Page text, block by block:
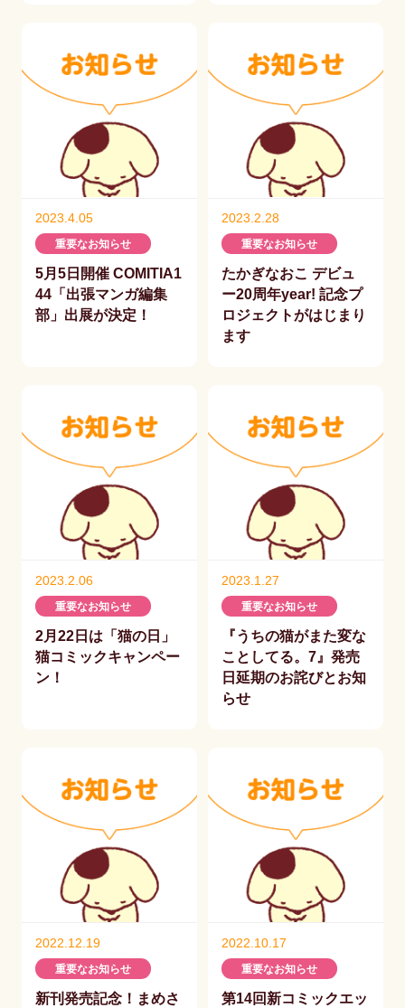
2023.4.05
重要なお知らせ
5月5日開催 COMITIA1
44「出張マンガ編集
部」出展が決定！
2023.2.28
重要なお知らせ
たかぎなおこ デビュ
ー20周年year! 記念プ
ロジェクトがはじまり
ます
2023.2.06
重要なお知らせ
2月22日は「猫の日」
猫コミックキャンペー
ン！
2023.1.27
重要なお知らせ
『うちの猫がまた変な
ことしてる。7』発売
日延期のお詫びとお知
らせ
2022.12.19
重要なお知らせ
新刊発売記念！まめさ
2022.10.17
重要なお知らせ
第14回新コミックエッ